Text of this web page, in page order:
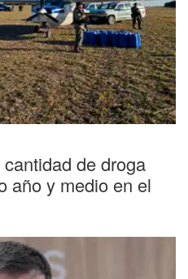
de droga
año y medio en el